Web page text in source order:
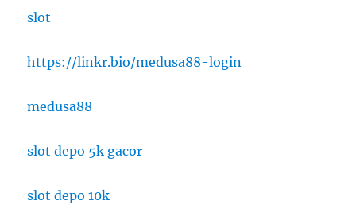
slot
https://linkr.bio/medusa88-login
medusa88
slot depo 5k gacor
slot depo 10k